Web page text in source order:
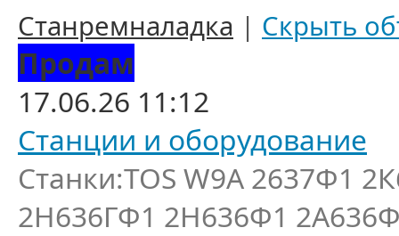
Станремналадка | Скрыть
Продам
17.06.26 11:12
Станции и оборудование
Станки:TOS W9A 2637Ф1
2Н636ГФ1 2Н636Ф1